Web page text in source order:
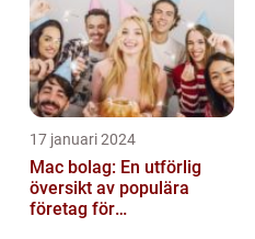
17 januari 2024
Mac bolag: En utförlig
översikt av populära
företag för